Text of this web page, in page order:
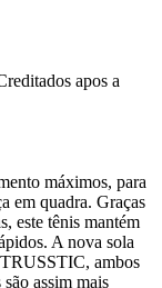
apos a
máximos, para
em quadra. Graças
este tênis mantém
A nova sola
ambos
assim mais